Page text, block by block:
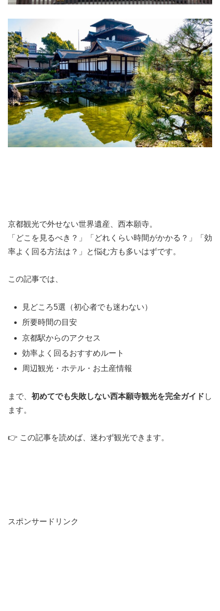
京都観光で外せない世界遺産、 西本願寺。
「どこを見るべき？」「どれくらい時間がかかる？」「効
率よく回る方法は？」と悩む方も多いはずです。
この記事では、
見どころ5選（初心者でも迷わない）
所要時間の目安
京都駅からのアクセス
効率よく回るおすすめルート
周辺観光・ホテル・お土産情報
まで、 初めてでも失敗しない西本願寺観光を完全ガイド し
ます。
👉 この記事を読めば、迷わず観光できます。
スポンサードリンク